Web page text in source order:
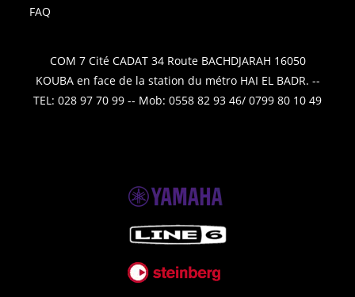
FAQ
COM 7 Cité CADAT 34 Route BACHDJARAH 16050
KOUBA en face de la station du métro HAI EL BADR. --
TEL: 028 97 70 99 -- Mob: 0558 82 93 46/ 0799 80 10 49